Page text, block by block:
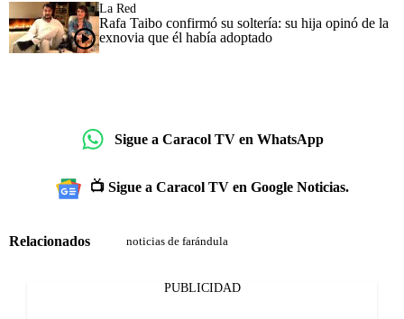
La Red
Rafa Taibo confirmó su soltería: su hija opinó de la
exnovia que él había adoptado
Sigue a Caracol TV en WhatsApp
📺 Sigue a Caracol TV en Google Noticias.
Relacionados noticias de farándula
PUBLICIDAD